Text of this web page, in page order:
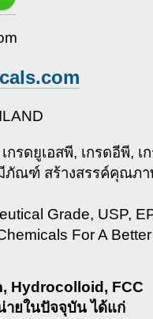
รดยูเอสพี, เกรดอีพี, เก
ภัณฑ์ สร้างสรรค์คุณภ
Grade, USP,
For A
Hydrocolloid, FCC
ายในปัจจุบัน ได้แก่